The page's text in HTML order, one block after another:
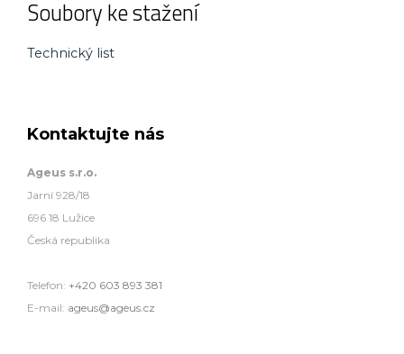
Soubory ke stažení
Technický list
Kontaktujte nás
Ageus s.r.o.
Jarní 928/18
696 18 Lužice
Česká republika
Telefon: +420 603 893 381
E-mail: ageus@ageus.cz